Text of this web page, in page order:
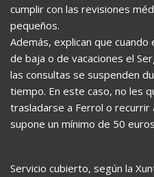
cumplir con las revisiones
pequeños.
Además, explican que
de baja o de vacaciones el
las consultas se suspenden
tiempo. En este caso, no les
trasladarse a Ferrol o recurrir
supone un mínimo de 50
Servicio cubierto, según la